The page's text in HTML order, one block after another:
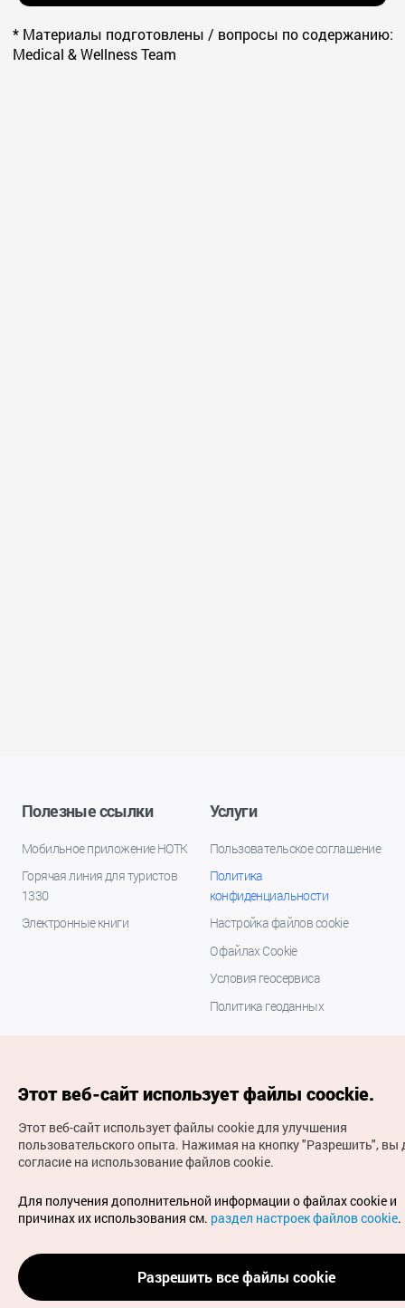
* Материалы подготовлены / вопросы по содержанию:
Medical & Wellness Team
Полезные ссылки
Мобильное приложение НОТК
Горячая линия для туристов
1330
Электронные книги
Услуги
Пользовательское соглашение
Политика
конфиденциальности
Настройка файлов cookie
О файлах Cookie
Условия геосервиса
Политика геоданных
(с) Национальная организация туризма Кореи Все
права защищены
Для извещения об ошибках и проблемах, связанных с
работой веб-сайта, направляйте ваши запросы на
официальный адрес электронной почты
russian@knto.or.kr
Этот веб-сайт использует файлы coockie.
Этот веб-сайт использует файлы cookie для улучшения
пользовательского опыта. Нажимая на кнопку "Разрешить", вы
согласие на использование файлов cookie.
Для получения дополнительной информации о файлах cookie и
причинах их использования см. раздел настроек файлов cookie.
Разрешить все файлы cookie